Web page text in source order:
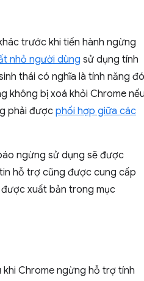
trước khi tiến hành ngừng
nhỏ người dùng sử dụng tính
thái có nghĩa là tính năng đó
không bị xoá khỏi Chrome
phải được phối hợp giữa các
ngừng sử dụng sẽ được
hỗ trợ cũng được cung cấp
xuất bản trong mục
Chrome ngừng hỗ trợ tính